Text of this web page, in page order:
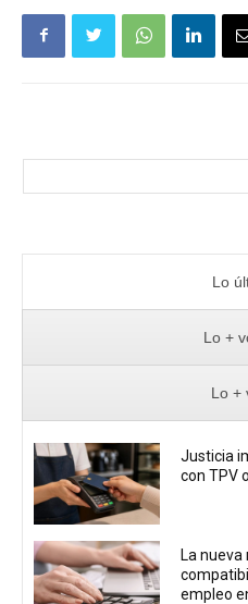
Lo
Lo +
Lo +
Justicia
con TPV
La
empleo